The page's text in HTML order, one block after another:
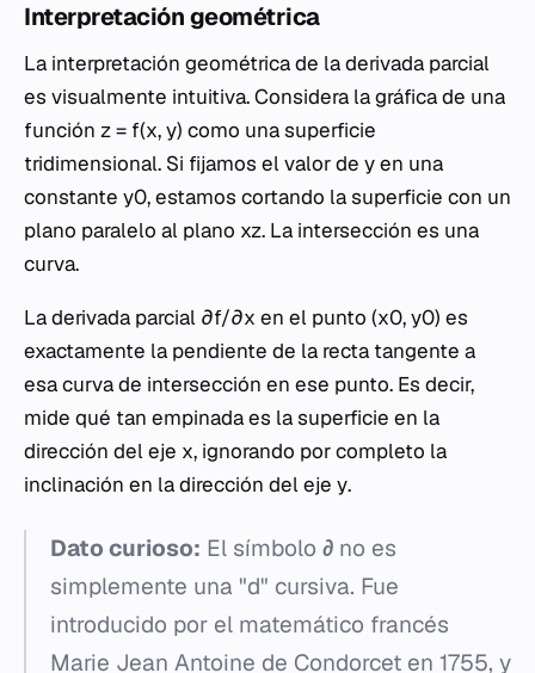
Interpretación geométrica
La interpretación geométrica de la derivada parcial
es visualmente intuitiva. Considera la gráfica de una
función z= f(x,y) como una superficie
tridimensional. Si fijamos el valor de yen una
constante y0, estamos cortando la superficie con un
plano paralelo al plano xz. La intersección es una
curva.
La derivada parcial ∂f/∂x en el punto (x0,y0) es
exactamente la pendiente de la recta tangente a
esa curva de intersección en ese punto. Es decir,
mide qué tan empinada es la superficie en la
dirección del eje x, ignorando por completo la
inclinación en la dirección del eje y.
Dato curioso: El símbolo ∂ no es
simplemente una "d" cursiva. Fue
introducido por el matemático francés
Marie Jean Antoine de Condorcet en 1755, y